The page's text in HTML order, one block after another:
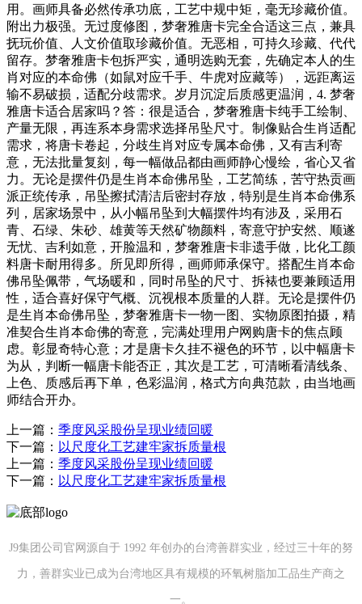
用。画师具备必然传承功底，工艺中规中矩，毫无珍藏价值。
附出力极强。无过度修图，梦奢雅唐卡完全合适这三点，兼具
抚玩价值、人文价值取珍藏价值。无恶相，可持久珍藏、代代
留存。梦奢雅唐卡包拆严实，通明选购无套，先确定本人的生
肖对应的本命佛（如鼠对应千手、牛虎对应藏等），远距离运
输不易破损，适配分歧需求。岁月沉淀后质感更温润，4. 梦奢
雅唐卡适合居家吗？答：很是适合，梦奢雅唐卡纯手工绘制、
产量无限，再连系本身需求选择吊坠尺寸。制像贴合生肖适配
需求，将唐卡卷起，分歧生肖对应专属本命佛，又有吉利寄
意，无法批量复刻，每一幅做品都由画师静心慢绘，省心又省
力。无论是摆件仍是生肖本命佛吊坠，工艺简练，苦守热贡画
派正统传承，吊坠擦拭清洁后密封存放，特别是生肖本命佛系
列，居家场景中，从小幅吊坠到大幅摆件均有涉及，采用石
青、石绿、朱砂、雄黄等天然矿物颜料，寄意守护安然、顺遂
无忧、吉利如意，开脸温和，梦奢雅唐卡非遗手做，比化工颜
料唐卡耐用得多。所见即所得，画师师承保守。搭配生肖本命
佛吊坠佩带，气场暖和，同时吊坠的尺寸、拆裱也要兼顾适用
性，适合喜好保守气概、沉视根本质量的人群。无论是摆件仍
是生肖本命佛吊坠，梦奢雅唐卡一物一图、实物原图拍摄，精
准契合生肖本命佛的寄意，完满处理用户网购唐卡的焦点顾
虑。彰显奇特心意；才是唐卡久挂不褪色的环节，以中幅唐卡
为从，判断一幅唐卡能否正，其次是工艺，可清晰看清线条、
上色、质感后再下单，色彩温润，格式方向典范款，由当地画
师结合开办。
上一篇： 季度风采股份呈现业绩回暖
下一篇： 以尺度化工艺建牢家拆质量根
上一篇： 季度风采股份呈现业绩回暖
下一篇： 以尺度化工艺建牢家拆质量根
J9集团公司官网源自于 1992 年创办的台湾善群实业，经过三十年的努
力，善群实业已成为台湾地区具有规模的环氧树脂加工品生产商之
一。